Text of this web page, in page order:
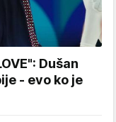
Dušan
- evo ko je